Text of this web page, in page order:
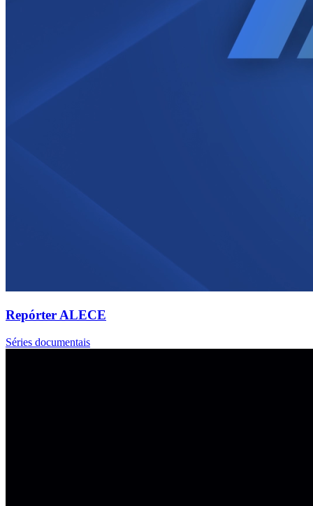
Repórter ALECE
Séries documentais